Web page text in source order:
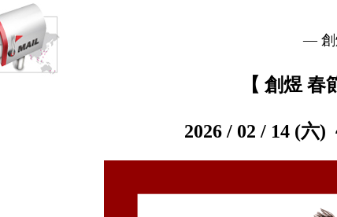
— 創
【 創煜 春
2026 / 02 / 14 (六)